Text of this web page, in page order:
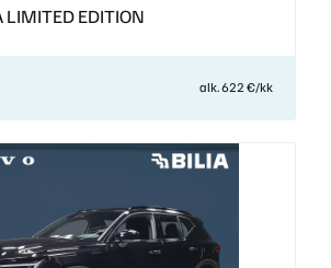
LIMITED EDITION
alk. 622 €/kk